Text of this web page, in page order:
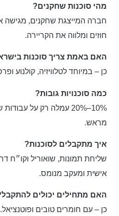
מהי סוכנות שחקנים?
חברה המייצגת שחקנים, מגישה
חוזים ומלווה את הקריירה.
האם באמת צריך סוכנות
כן – במיוחד לטלוויזיה, קולנוע
כמה סוכנויות גובות?
10%–20% עמלה רק על
מראש.
איך מתקבלים לסוכנות?
שליחת תמונות, שואוריל וקו״ח
אישית ומעקב מנומס.
האם מתחילים יכולים
כן – עם חומרים טובים